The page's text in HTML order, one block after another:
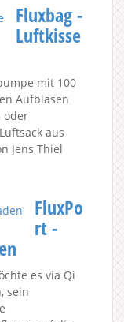
Fluxbag -
Luftkisse
mit 100
Aufblasen
oder
aus
Jens Thiel
FluxPo
rt -
es via Qi
sein